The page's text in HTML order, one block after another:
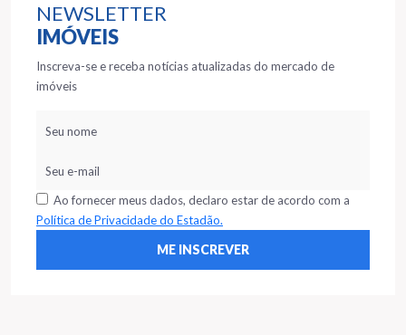
NEWSLETTER
IMÓVEIS
Inscreva-se e receba notícias atualizadas do mercado de
imóveis
Ao fornecer meus dados, declaro estar de acordo com a
Política de Privacidade do Estadão.